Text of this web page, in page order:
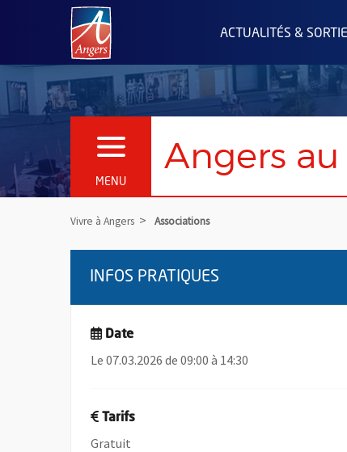
Angers.fr : Retour à l'accueil
ACTUALITÉS &
MENU
OUVRIR LE MENU Angers
Vivre à Angers Associations
INFOS PRATIQUES
Date
Le 07.03.2026 de 09:00 à 14:30
Tarifs
Gratuit